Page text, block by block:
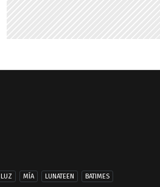
LUZ MÍA LUNATEEN BATIMES